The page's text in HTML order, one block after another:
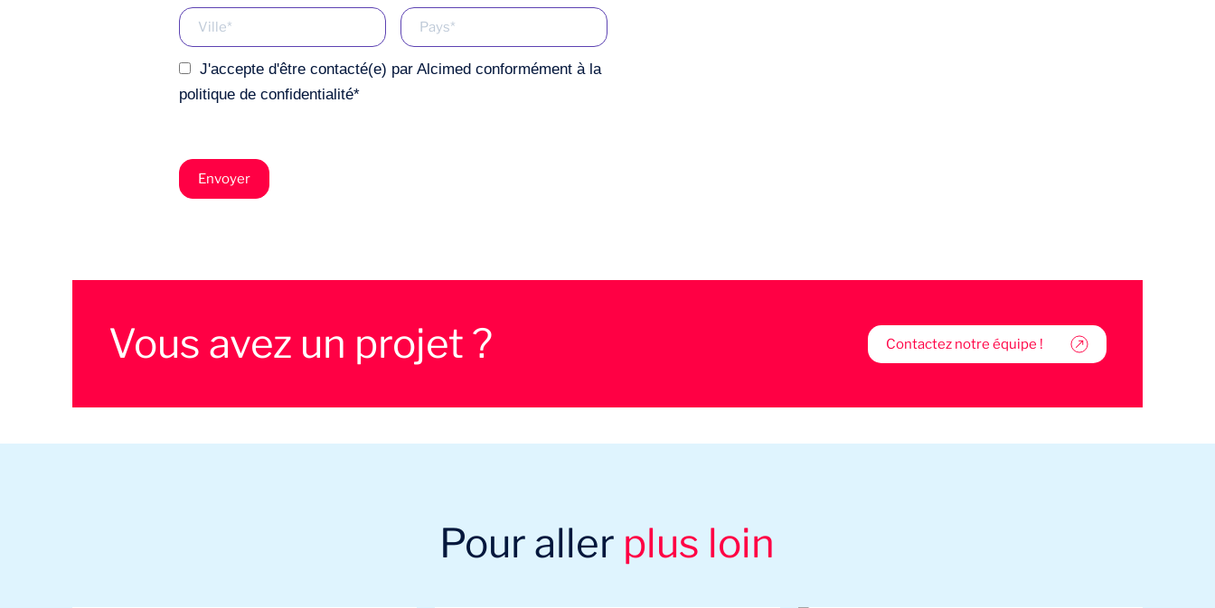
J'accepte d'être contacté(e) par Alcimed conformément à la
politique de confidentialité*
Vous avez un projet ? Contactez notre équipe !
Pour aller plus loin